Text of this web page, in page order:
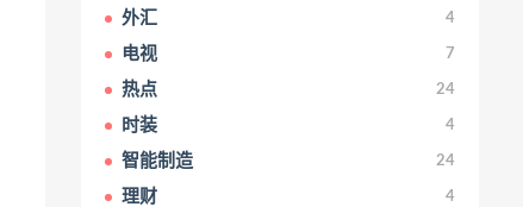
外汇 4
电视 7
热点 24
时装 4
智能制造 24
理财 4